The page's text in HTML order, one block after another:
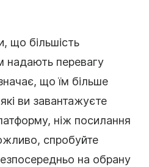
що більшість
надають перевагу
що їм більше
ви завантажуєте
ніж посилання
спробуйте
на обрану